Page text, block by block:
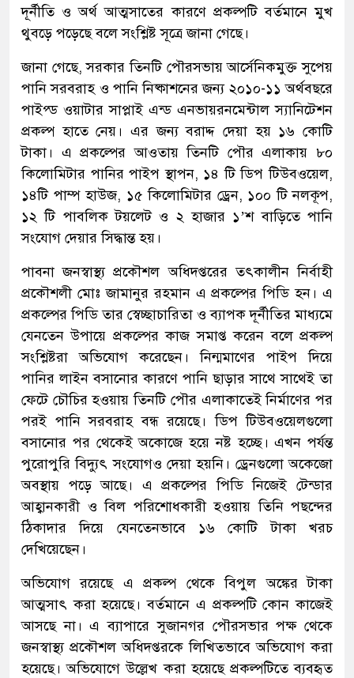
দূর্নীতি ও অর্থ আত্মসাতের কারণে প্রকল্পটি বর্তমানে মুখ
থুবড়ে পড়েছে বলে সংশ্লিষ্ট সূত্রে জানা গেছে।
জানা গেছে, সরকার তিনটি পৌরসভায় আর্সেনিকমুক্ত সুপেয়
পানি সরবরাহ ও পানি নিষ্কাশনের জন্য ২০১০-১১ অর্থবছরে
পাইপ্ড ওয়াটার সাপ্লাই এন্ড এনভায়রনমেন্টাল স্যানিটেশন
প্রকল্প হাতে নেয়। এর জন্য বরাদ্দ দেয়া হয় ১৬ কোটি
টাকা। এ প্রকল্পের আওতায় তিনটি পৌর এলাকায় ৮০
কিলোমিটার পানির পাইপ স্থাপন, ১৪ টি ডিপ টিউবওয়েল,
১৪টি পাম্প হাউজ, ১৫ কিলোমিটার ড্রেন, ১০০ টি নলকূপ,
১২ টি পাবলিক টয়লেট ও ২ হাজার ১’শ বাড়িতে পানি
সংযোগ দেয়ার সিদ্ধান্ত হয়।
পাবনা জনস্বাস্থ্য প্রকৌশল অধিদপ্তরের তৎকালীন নির্বাহী
প্রকৌশলী মোঃ জামানুর রহমান এ প্রকল্পের পিডি হন। এ
প্রকল্পের পিডি তার স্বেচ্ছাচারিতা ও ব্যাপক দূর্নীতির মাধ্যমে
যেনতেন উপায়ে প্রকল্পের কাজ সমাপ্ত করেন বলে প্রকল্প
সংশ্লিষ্টরা অভিযোগ করেছেন। নিন্মমাণের পাইপ দিয়ে
পানির লাইন বসানোর কারণে পানি ছাড়ার সাথে সাথেই তা
ফেটে চৌচির হওয়ায় তিনটি পৌর এলাকাতেই নির্মাণের পর
পরই পানি সরবরাহ বন্ধ রয়েছে। ডিপ টিউবওয়েলগুলো
বসানোর পর থেকেই অকোজে হয়ে নষ্ট হচ্ছে। এখন পর্যন্ত
পুরোপুরি বিদ্যুৎ সংযোগও দেয়া হয়নি। ড্রেনগুলো অকেজো
অবস্থায় পড়ে আছে। এ প্রকল্পের পিডি নিজেই টেন্ডার
আহ্বানকারী ও বিল পরিশোধকারী হওয়ায় তিনি পছন্দের
ঠিকাদার দিয়ে যেনতেনভাবে ১৬ কোটি টাকা খরচ
দেখিয়েছেন।
অভিযোগ রয়েছে এ প্রকল্প থেকে বিপুল অঙ্কের টাকা
আত্মসাৎ করা হয়েছে। বর্তমানে এ প্রকল্পটি কোন কাজেই
আসছে না। এ ব্যাপারে সুজানগর পৌরসভার পক্ষ থেকে
জনস্বাস্থ্য প্রকৌশল অধিদপ্তরকে লিখিতভাবে অভিযোগ করা
হয়েছে। অভিযোগে উল্লেখ করা হয়েছে প্রকল্পটিতে ব্যবহৃত